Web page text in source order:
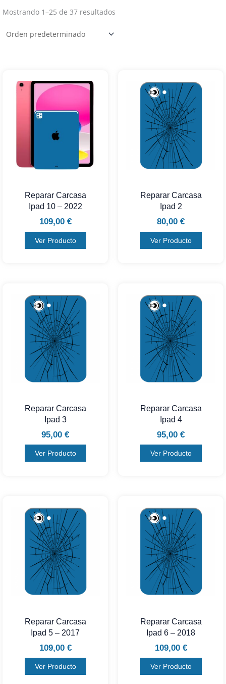
Mostrando 1–25 de 37 resultados
Reparar Carcasa
Ipad 10 – 2022
109,00 €
Ver Producto
Reparar Carcasa
Ipad 2
80,00 €
Ver Producto
Reparar Carcasa
Ipad 3
95,00 €
Ver Producto
Reparar Carcasa
Ipad 4
95,00 €
Ver Producto
Reparar Carcasa
Ipad 5 – 2017
109,00 €
Ver Producto
Reparar Carcasa
Ipad 6 – 2018
109,00 €
Ver Producto